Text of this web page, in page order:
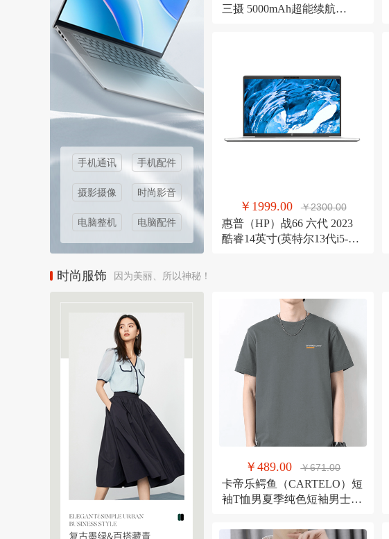
手机通讯 手机配件
摄影摄像 时尚影音
电脑整机 电脑配件
三摄 5000mAh超能续航
￥1999.00 ￥2300.00
惠普（HP）战66 六代 2023
酷睿14英寸(英特尔13代i5-
时尚服饰 因为美丽、所以神秘！
￥489.00 ￥671.00
卡帝乐鳄鱼（CARTELO）短
袖T恤男夏季纯色短袖男士宽
XL